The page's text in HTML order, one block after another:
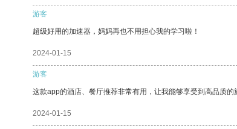
游客
超级好用的加速器，妈妈再也不用担心我的学习啦！
2024-01-15
游客
这款app的酒店、餐厅推荐非常有用，让我能够享受到高品质的
2024-01-15